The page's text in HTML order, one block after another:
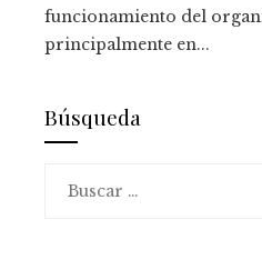
funcionamiento del
principalmente en...
Búsqueda